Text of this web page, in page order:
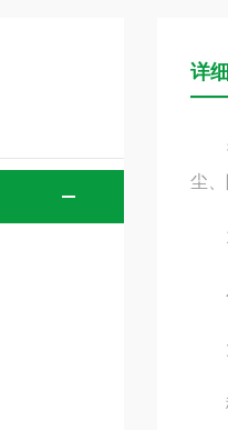
详
抑
尘
1
小
大
移